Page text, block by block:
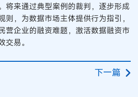
将来通过典型案例的裁判，逐步形成
则，为数据市场主体提供行为指引，
营企业的融资难题，激活数据融资市
交易。
下一篇